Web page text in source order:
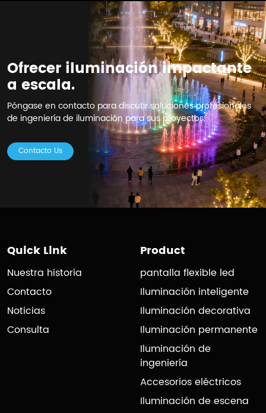
Ofrecer iluminación impactante
a escala.
Póngase en contacto para discutir soluciones profesionales
de ingeniería de iluminación para sus proyectos.
Contacto Us
Quick Link
Nuestra historia
Contacto
Noticias
Consulta
Product
pantalla flexible led
Iluminación inteligente
Iluminación decorativa
Iluminación permanente
Iluminación de
ingeniería
Accesorios eléctricos
Iluminación de escena